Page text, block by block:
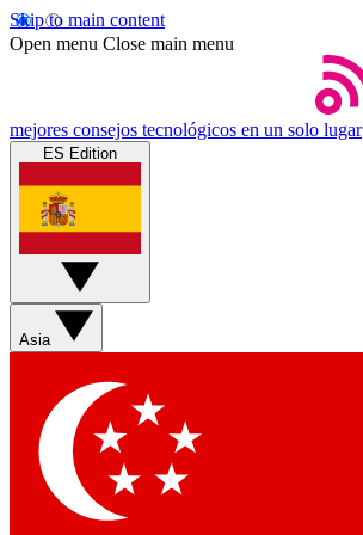
Skip to main content
Open menu Close main menu
mejores consejos tecnológicos en un solo lugar
ES Edition
Asia